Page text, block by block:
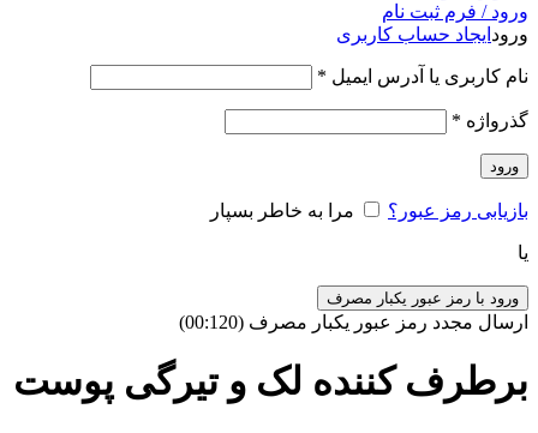
ورود / فرم ثبت نام
ورود ایجاد حساب کاربری
نام کاربری یا آدرس ایمیل *
گذرواژه *
ورود
بازیابی رمز عبور؟ مرا به خاطر بسپار
یا
ورود با رمز عبور یکبار مصرف
ارسال مجدد رمز عبور یکبار مصرف (00:
120
)
برطرف کننده لک و تیرگی پوست